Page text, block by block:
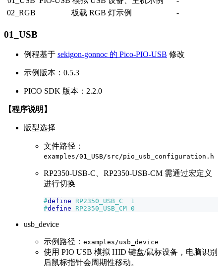
02_RGB
板载 RGB 灯示例 -
01_USB
例程基于 sekigon-gonnoc 的 Pico-PIO-USB 修改
示例版本：0.5.3
PICO SDK 版本：2.2.0
【程序说明】
版型选择
文件路径：
examples/01_USB/src/pio_usb_configuration.h
RP2350-USB-C、RP2350-USB-CM 需通过宏定义
进行切换
#define RP2350_USB_C
1
#define RP2350_USB_CM 0
usb_device
示例路径： examples/usb_device
使用 PIO USB 模拟 HID 键盘/鼠标设备，电脑识别
后鼠标指针会周期性移动。